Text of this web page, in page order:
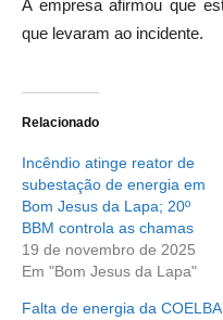
A empresa afirmou que
que levaram ao incidente.
Relacionado
Incêndio atinge reator de
subestação de energia em
Bom Jesus da Lapa; 20º
BBM controla as chamas
19 de novembro de 2025
Em "Bom Jesus da Lapa"
Falta de energia da COELBA